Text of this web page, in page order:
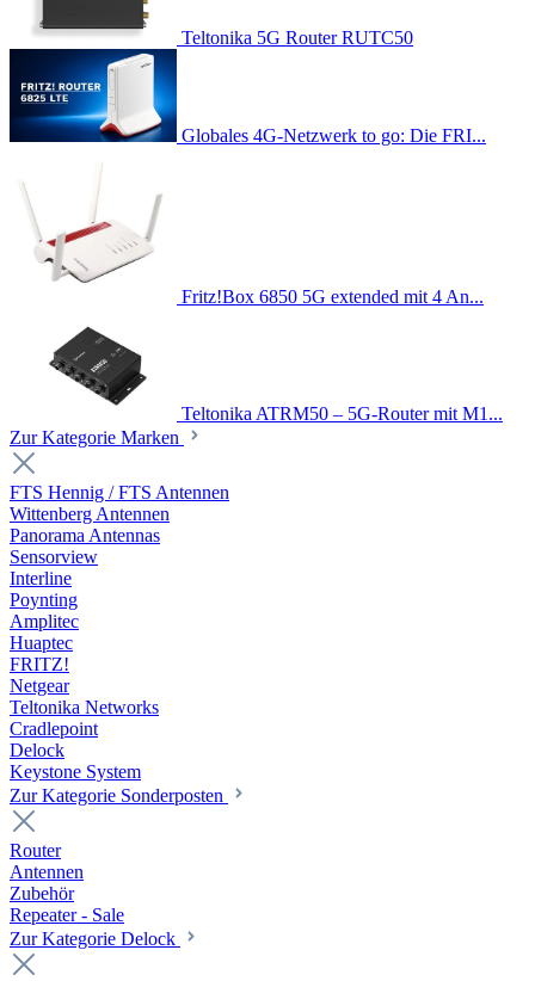
Teltonika 5G Router RUTC50
Globales 4G-Netzwerk to go: Die FRI...
Fritz!Box 6850 5G extended mit 4 An...
Teltonika ATRM50 – 5G-Router mit M1...
Zur Kategorie Marken
FTS Hennig / FTS Antennen
Wittenberg Antennen
Panorama Antennas
Sensorview
Interline
Poynting
Amplitec
Huaptec
FRITZ!
Netgear
Teltonika Networks
Cradlepoint
Delock
Keystone System
Zur Kategorie Sonderposten
Router
Antennen
Zubehör
Repeater - Sale
Zur Kategorie Delock